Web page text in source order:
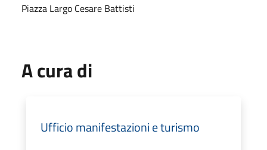
Piazza Largo Cesare Battisti
A cura di
Ufficio manifestazioni e turismo